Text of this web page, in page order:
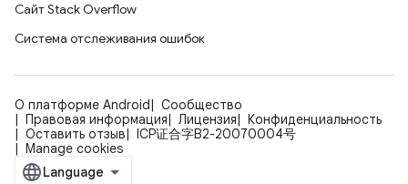
Сайт Stack Overflow
Система отслеживания ошибок
О платформе Android
Сообщество
Правовая информация
Лицензия
Конфиденциальность
Оставить отзыв
ICP证合字B2-20070004号
Manage cookies